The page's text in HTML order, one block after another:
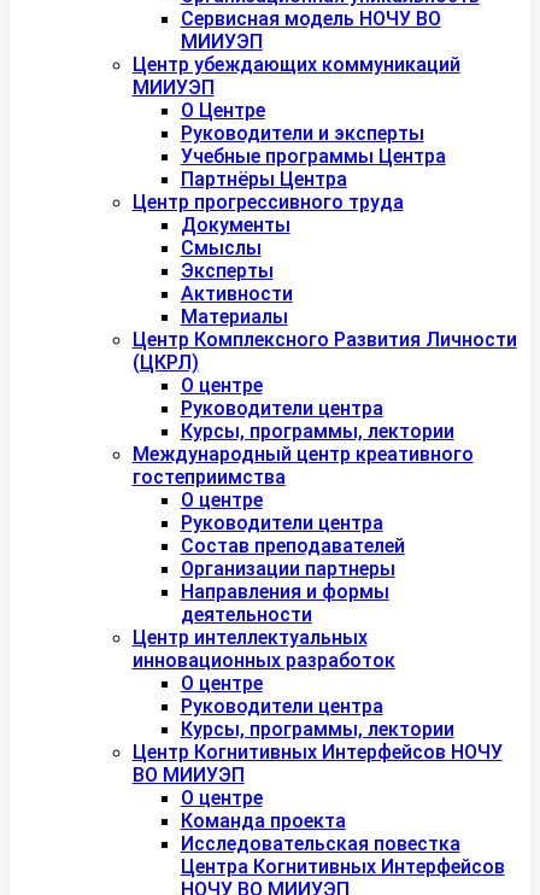
Сервисная модель НОЧУ ВО
МИИУЭП
Центр убеждающих коммуникаций
МИИУЭП
О Центре
Руководители и эксперты
Учебные программы Центра
Партнёры Центра
Центр прогрессивного труда
Документы
Смыслы
Эксперты
Активности
Материалы
Центр Комплексного Развития Личности
(ЦКРЛ)
О центре
Руководители центра
Курсы, программы, лектории
Международный центр креативного
гостеприимства
О центре
Руководители центра
Состав преподавателей
Организации партнеры
Направления и формы
деятельности
Центр интеллектуальных
инновационных разработок
О центре
Руководители центра
Курсы, программы, лектории
Центр Когнитивных Интерфейсов НОЧУ
ВО МИИУЭП
О центре
Команда проекта
Исследовательская повестка
Центра Когнитивных Интерфейсов
НОЧУ ВО МИИУЭП